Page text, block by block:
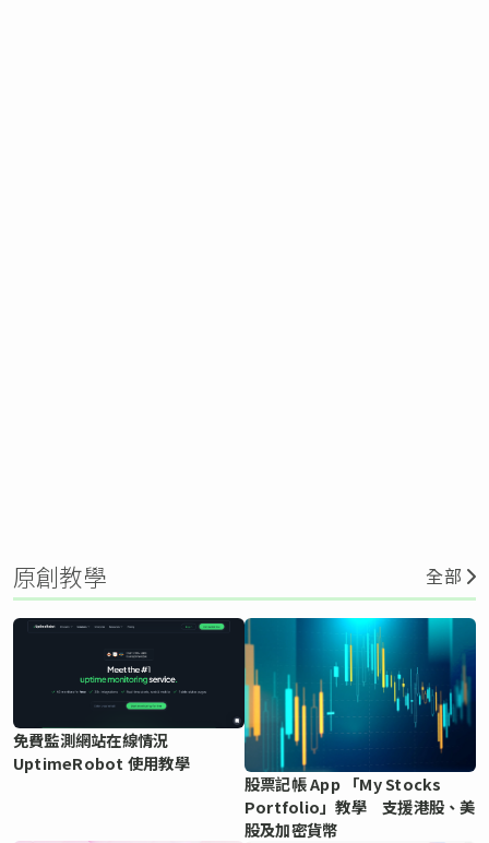
原創教學 全部
免費監測網站在線情況
UptimeRobot 使用教學
股票記帳 App 「My Stocks
Portfolio」教學 支援港股、美
股及加密貨幣